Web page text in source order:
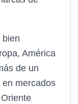
bien
América
de un
mercados